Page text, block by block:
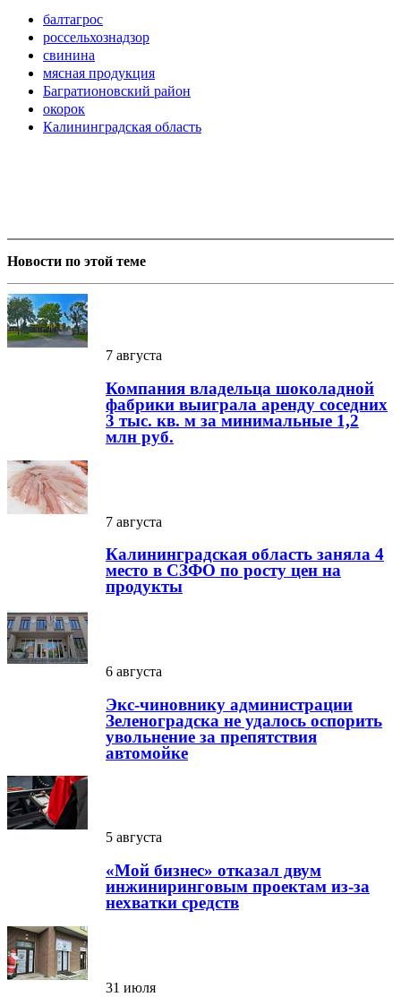
балтагрос
россельхознадзор
свинина
мясная продукция
Багратионовский район
окорок
Калининградская область
Новости по этой теме
7 августа
Компания владельца шоколадной
фабрики выиграла аренду соседних
3 тыс. кв. м за минимальные 1,2
млн руб.
7 августа
Калининградская область заняла 4
место в СЗФО по росту цен на
продукты
6 августа
Экс-чиновнику администрации
Зеленоградска не удалось оспорить
увольнение за препятствия
автомойке
5 августа
«Мой бизнес» отказал двум
инжиниринговым проектам из-за
нехватки средств
31 июля